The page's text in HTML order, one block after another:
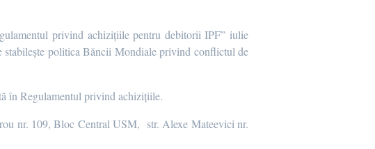
privind achizițiile pentru debitorii IPF” iulie
politica Băncii Mondiale privind conflictul de
în Regulamentul privind achizițiile.
nr. 109, Bloc Central USM, str. Alexe Mateevici nr.